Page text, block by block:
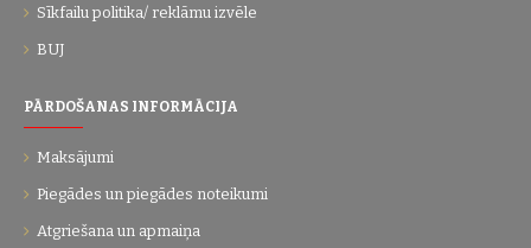
Sīkfailu politika/ reklāmu izvēle
BUJ
PĀRDOŠANAS INFORMĀCIJA
Maksājumi
Piegādes un piegādes noteikumi
Atgriešana un apmaiņa